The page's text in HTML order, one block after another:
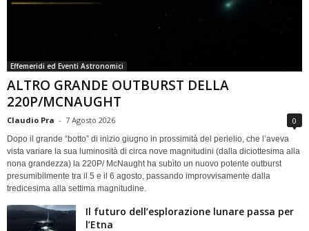
Effemeridi ed Eventi Astronomici
ALTRO GRANDE OUTBURST DELLA
220P/MCNAUGHT
Claudio Pra - 7 Agosto 2026 0
Dopo il grande “botto” di inizio giugno in prossimità del perielio, che l’aveva
vista variare la sua luminosità di circa nove magnitudini (dalla diciottesima alla
nona grandezza) la 220P/ McNaught ha subìto un nuovo potente outburst
presumibilmente tra il 5 e il 6 agosto, passando improvvisamente dalla
tredicesima alla settima magnitudine.
Il futuro dell’esplorazione lunare passa per
l’Etna